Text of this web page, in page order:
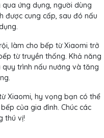
ứng dụng, người dùng
được cung cấp, sau đó nấu
làm cho bếp từ Xiaomi trở
từ truyền thống. Khả năng
trình nấu nướng và tăng
Xiaomi, hy vọng bạn có thể
của gia đình. Chúc các
thú vị!